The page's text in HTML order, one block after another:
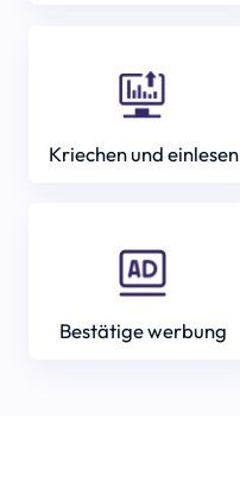
Kriechen und einlesen
Bestätige werbung